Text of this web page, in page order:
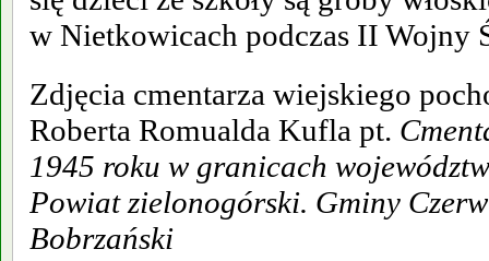
w Nietkowicach podczas II Wojny
Zdjęcia cmentarza wiejskiego
Roberta Romualda Kufla pt.
1945 roku w granicach
Powiat zielonogórski. Gminy
Bobrzański